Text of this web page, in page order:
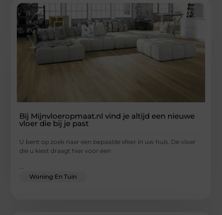
Bij Mijnvloeropmaat.nl vind je altijd een nieuwe
vloer die bij je past
U bent op zoek naar een bepaalde sfeer in uw huis. De vloer
die u kiest draagt hier voor een
...
Woning En Tuin